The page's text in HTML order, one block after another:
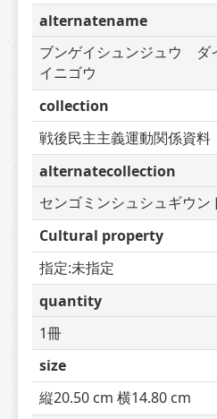
alternatename
ブンゲイシュンジュウ　
イニゴウ
collection
戦後民主主義運動関係資料
alternatecollection
センゴミンシュシュギウン
Cultural property
指定:未指定
quantity
1冊
size
縦20.50 cm 横14.80 cm